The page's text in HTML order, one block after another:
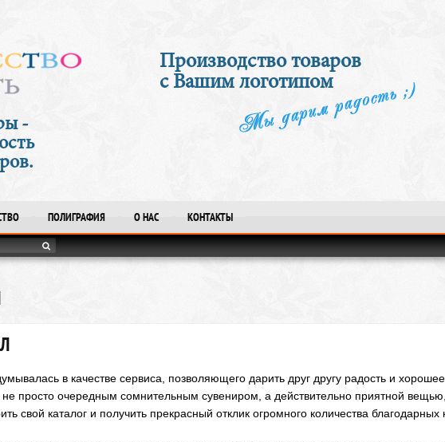
-
Производство товаров
с Вашим логотипом
ПОЛИГРАФИЯ О НАС КОНТАКТЫ
в качестве сервиса, позволяющего дарить друг другу радость и
не просто очередным сомнительным сувениром, а действительно приятной
свой каталог и получить прекрасный отклик огромного количества благодарных